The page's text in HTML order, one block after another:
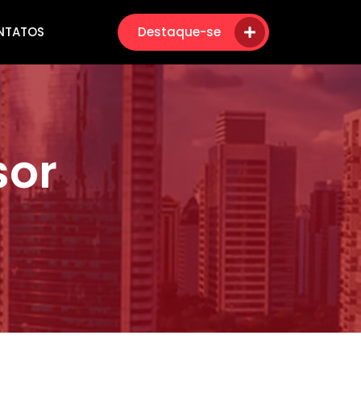
Destaque-se